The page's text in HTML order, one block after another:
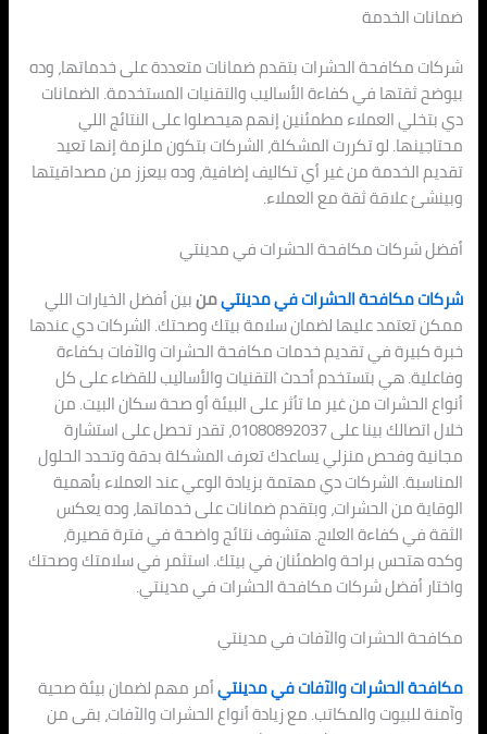
ضمانات الخدمة
شركات مكافحة الحشرات بتقدم ضمانات متعددة على خدماتها، وده
بيوضح ثقتها في كفاءة الأساليب والتقنيات المستخدمة. الضمانات
دي بتخلي العملاء مطمئنين إنهم هيحصلوا على النتائج اللي
محتاجينها. لو تكررت المشكلة، الشركات بتكون ملزمة إنها تعيد
تقديم الخدمة من غير أي تكاليف إضافية، وده بيعزز من مصداقيتها
وبينشئ علاقة ثقة مع العملاء.
أفضل شركات مكافحة الحشرات في مدينتي
شركات مكافحة الحشرات في مدينتيمنبين أفضل الخيارات اللي
ممكن تعتمد عليها لضمان سلامة بيتك وصحتك. الشركات دي عندها
خبرة كبيرة في تقديم خدمات مكافحة الحشرات والآفات بكفاءة
وفاعلية. هي بتستخدم أحدث التقنيات والأساليب للقضاء على كل
أنواع الحشرات من غير ما تأثر على البيئة أو صحة سكان البيت. من
خلال اتصالك بينا على 01080892037، تقدر تحصل على استشارة
مجانية وفحص منزلي يساعدك تعرف المشكلة بدقة وتحدد الحلول
المناسبة. الشركات دي مهتمة بزيادة الوعي عند العملاء بأهمية
الوقاية من الحشرات، وبتقدم ضمانات على خدماتها، وده يعكس
الثقة في كفاءة العلاج. هتشوف نتائج واضحة في فترة قصيرة،
وكده هتحس براحة واطمئنان في بيتك. استثمر في سلامتك وصحتك
واختار أفضل شركات مكافحة الحشرات في مدينتي.
مكافحة الحشرات والآفات في مدينتي
مكافحة الحشرات والآفات في مدينتيأمر مهم لضمان بيئة صحية
وآمنة للبيوت والمكاتب. مع زيادة أنواع الحشرات والآفات، بقى من